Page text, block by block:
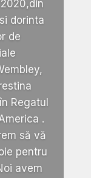
dorinta
de
Regatul
.
să vă
pentru
avem